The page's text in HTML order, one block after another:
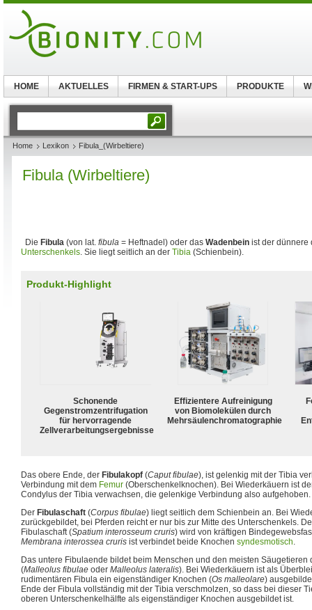
Home Lexikon Fibula_(Wirbeltiere)
Fibula (Wirbeltiere)
Die Fibula (von lat. fibula = Heftnadel) oder das Wadenbein ist der
Unterschenkels. Sie liegt seitlich an der Tibia (Schienbein).
Produkt-Highlight
Schonende
Gegenstromzentrifugation
für hervorragende
Zellverarbeitungsergebnisse
Effizientere Aufreinigung
von Biomolekülen durch
Mehrsäulenchromatographie
Das obere Ende, der Fibulakopf (Caput fibulae), ist gelenkig mit der Tibia
Verbindung mit dem Femur (Oberschenkelknochen). Bei Wiederkäuern ist
Condylus der Tibia verwachsen, die gelenkige Verbindung also aufgehoben.
Der Fibulaschaft (Corpus fibulae) liegt seitlich dem Schienbein an. Bei
zurückgebildet, bei Pferden reicht er nur bis zur Mitte des Unterschenkels.
Fibulaschaft (Spatium interosseum cruris) wird von kräftigen
Membrana interossea cruris ist verbindet beide Knochen syndesmotisch.
Das untere Fibulaende bildet beim Menschen und den meisten
(Malleolus fibulae oder Malleolus lateralis). Bei Wiederkäuern ist als
rudimentären Fibula ein eigenständiger Knochen (Os malleolare)
Ende der Fibula vollständig mit der Tibia verschmolzen, so dass bei dieser
oberen Unterschenkelhälfte als eigenständiger Knochen ausgebildet ist.
HOME AKTUELLES FIRMEN & START-UPS PRODUKTE